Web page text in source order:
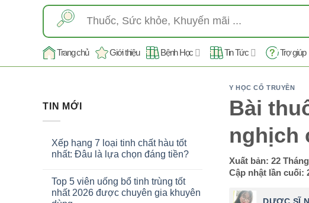
kiếm:
Trang chủ Giới thiệu Bệnh Học Tin Tức Trợ giúp
TIN MỚI
Xếp hạng 7 loại tinh chất hàu tốt
nhất: Đâu là lựa chọn đáng tiền?
Top 5 viên uống bổ tinh trùng tốt
nhất 2026 được chuyên gia khuyên
Y HỌC CỔ TRUYỀN
Bài
nghịch
Xuất bản: 22
Cập nhật lần cuối:
DƯỢC SĨ